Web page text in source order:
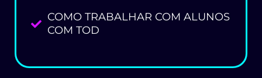
COMO TRABALHAR COM ALUNOS
COM TOD